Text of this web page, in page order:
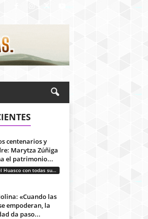
centenarios y
Marytza Zúñiga
el patrimonio...
Provincia del Huasco con todas sus letras: Historias que unen cultura, diversidad e identidad
«Cuando las
empoderan, la
da paso...